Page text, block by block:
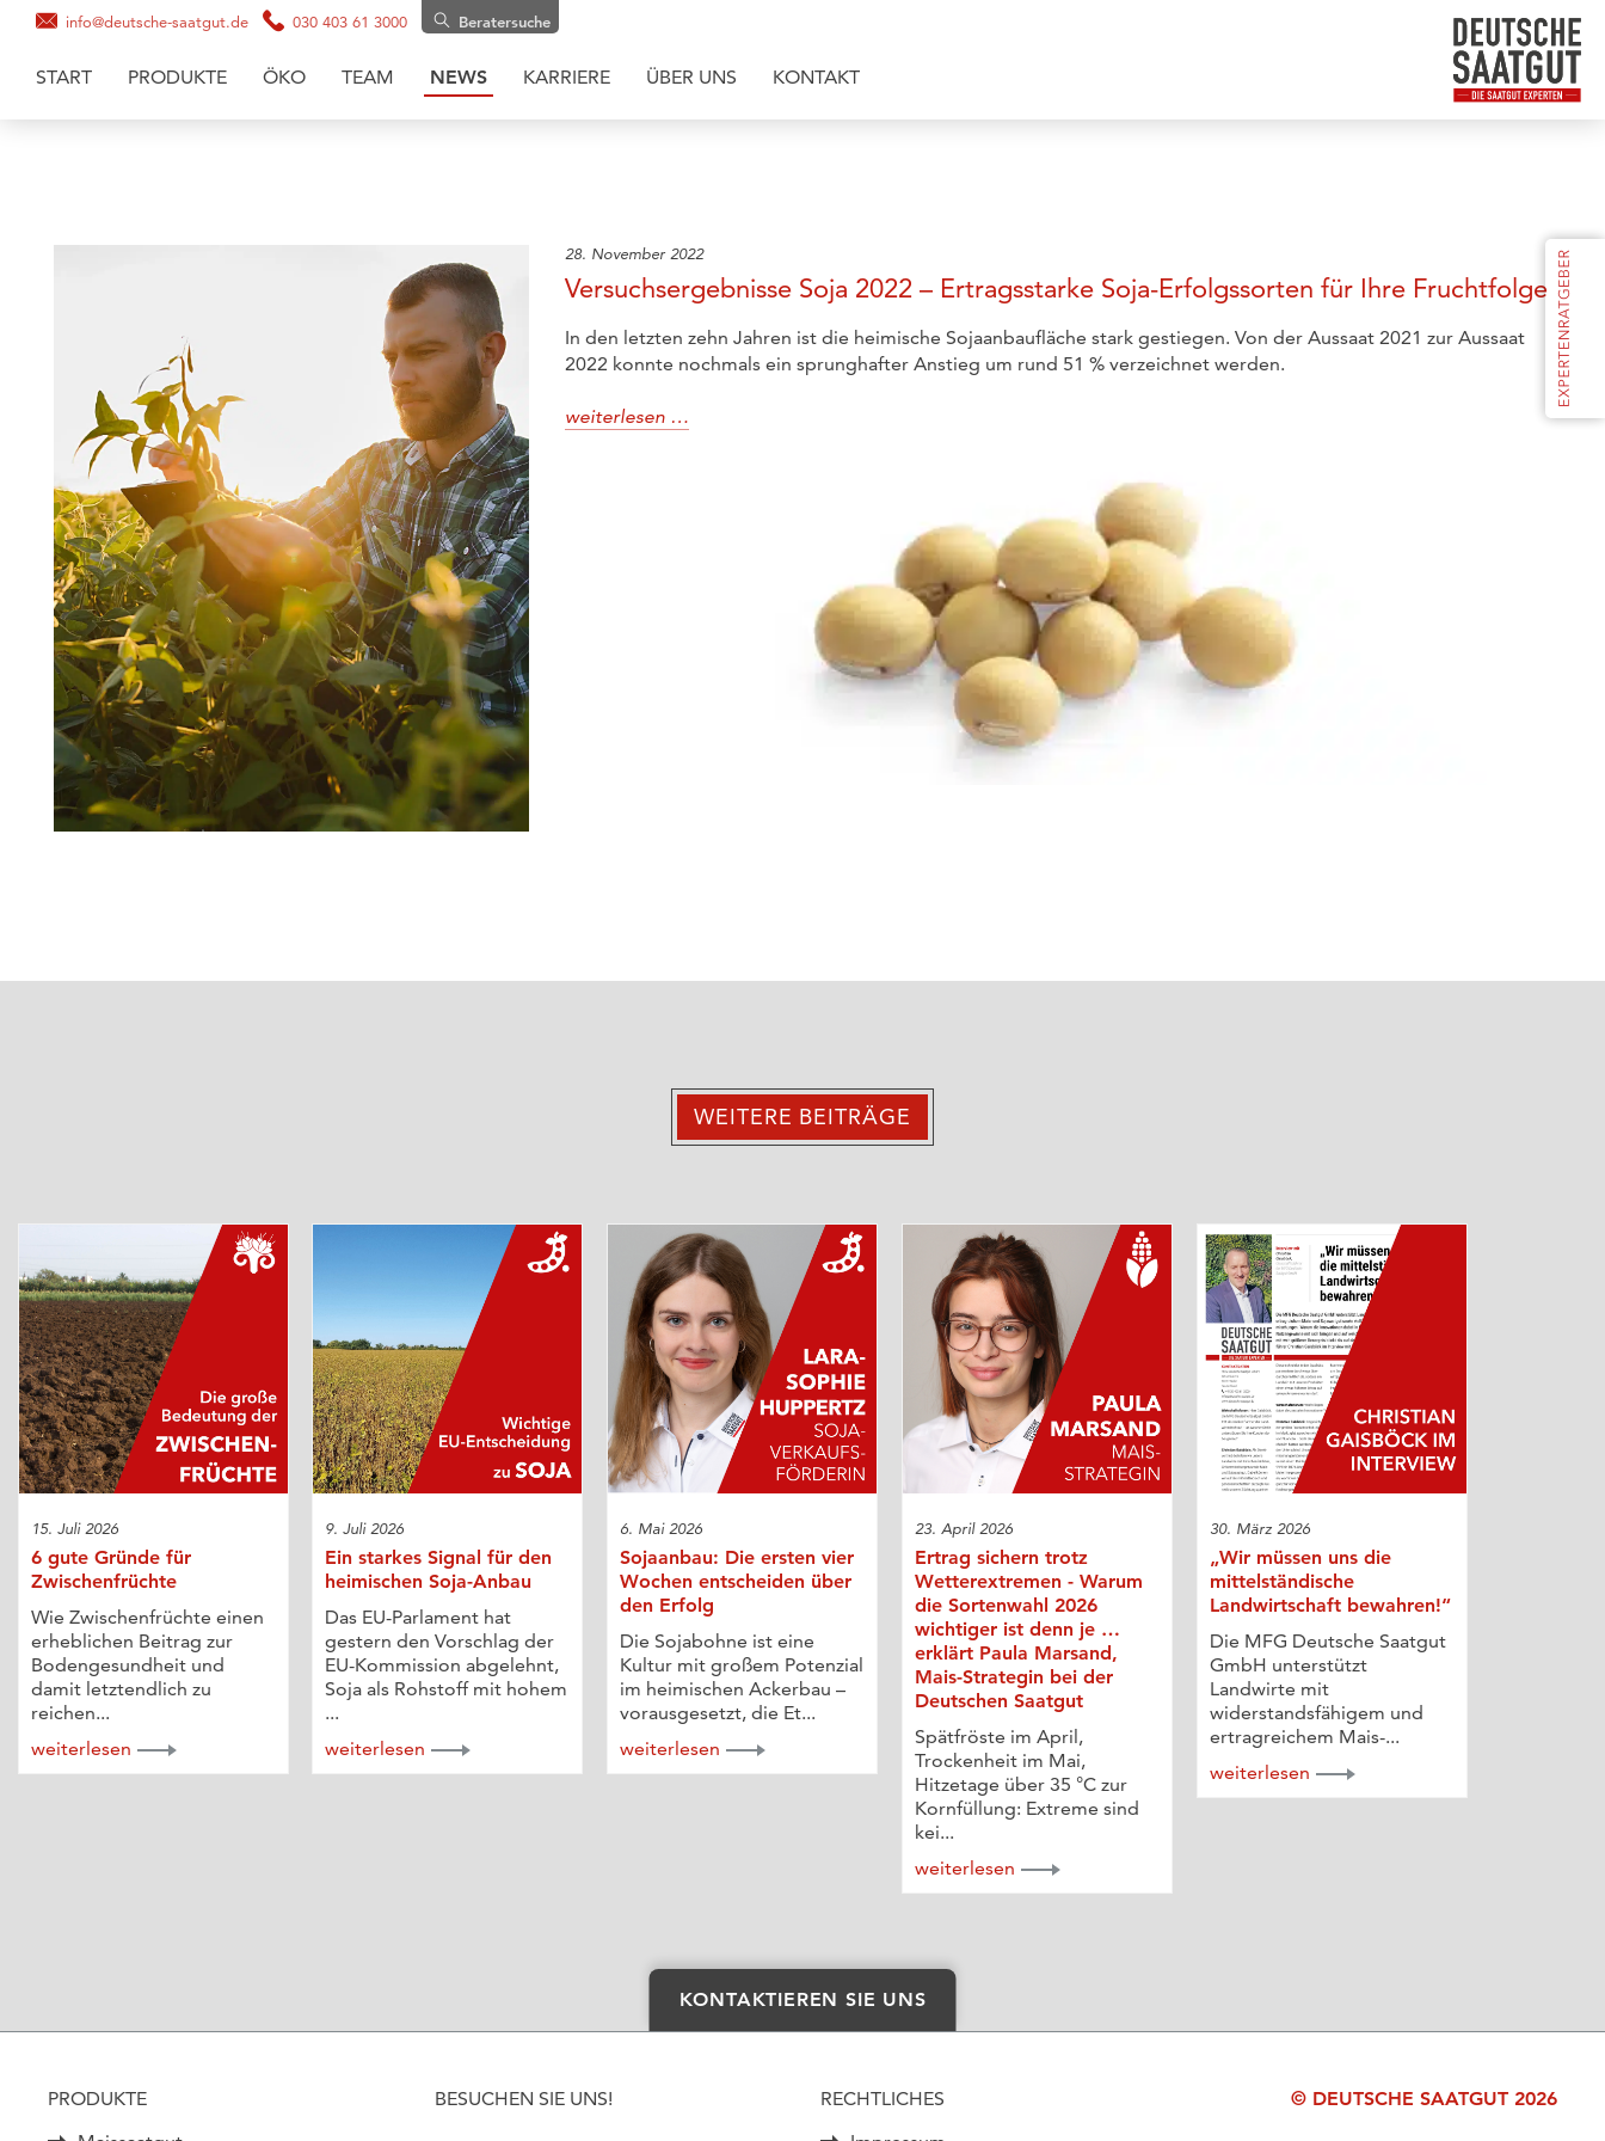
info@deutsche-saatgut.de 030 403 61 3000 Beratersuche
START PRODUKTE
Gräsermischungen
Grassaaten
Sonnenblumen
ÖKO TEAM NEWS KARRIERE ÜBER UNS KONTAKT
28. November 2022
Versuchsergebnisse Soja 2022 – Ertragsstarke Soja-Erfolgssorten für Ihre Fruchtfolge
In den letzten zehn Jahren ist die heimische Sojaanbaufläche stark gestiegen. Von der Aussaat 2021 zur Aussaat
2022 konnte nochmals ein sprunghafter Anstieg um rund 51 % verzeichnet werden.
weiterlesen …
WEITERE BEITRÄGE
15. Juli 2026
6 gute Gründe für
Zwischenfrüchte
Wie Zwischenfrüchte einen
erheblichen Beitrag zur
Bodengesundheit und
damit letztendlich zu
reichen...
weiterlesen
9. Juli 2026
Ein starkes Signal für den
heimischen Soja-Anbau
Das EU-Parlament hat
gestern den Vorschlag der
EU-Kommission abgelehnt,
Soja als Rohstoff mit hohem
...
weiterlesen
6. Mai 2026
Sojaanbau: Die ersten vier
Wochen entscheiden über
den Erfolg
Die Sojabohne ist eine
Kultur mit großem Potenzial
im heimischen Ackerbau –
vorausgesetzt, die Et...
weiterlesen
23. April 2026
Ertrag sichern trotz
Wetterextremen - Warum
die Sortenwahl 2026
wichtiger ist denn je …
erklärt Paula Marsand,
Mais-Strategin bei der
Deutschen Saatgut
Spätfröste im April,
Trockenheit im Mai,
Hitzetage über 35 °C zur
Kornfüllung: Extreme sind
kei...
weiterlesen
30. März 2026
„Wir müssen uns die
mittelständische
Landwirtschaft bewahren!“
Die MFG Deutsche Saatgut
GmbH unterstützt
Landwirte mit
widerstandsfähigem und
ertragreichem Mais-...
weiterlesen
KONTAKTIEREN SIE UNS
PRODUKTE
BESUCHEN SIE UNS!
RECHTLICHES
© DEUTSCHE SAATGUT 2026